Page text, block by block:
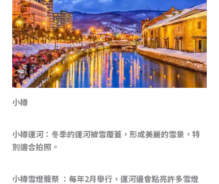
小樽
小樽運河：冬季的運河被雪覆蓋，形成美麗的雪景，特
別適合拍照。
小樽雪燈籠祭 ：每年2月舉行，運河邊會點亮許多雪燈